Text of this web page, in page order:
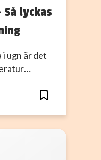
lyckas
i ugn är det